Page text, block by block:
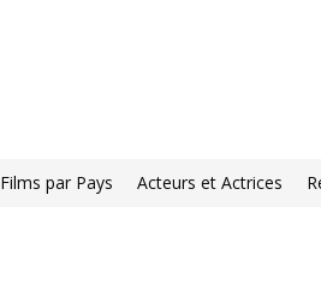
Films par Pays Acteurs et Actrices